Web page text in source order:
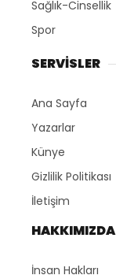
Sağlık-Cinsellik
Spor
SERVİSLER
Ana Sayfa
Yazarlar
Künye
Gizlilik Politikası
İletişim
HAKKIMIZDA
İnsan Hakları